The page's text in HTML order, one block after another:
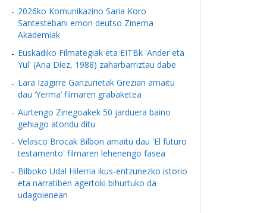
2026ko Komunikazino Saria Koro
Santestebani emon deutso Zinema
Akademiak
Euskadiko Filmategiak eta EITBk 'Ander eta
Yul' (Ana Díez, 1988) zaharbarriztau dabe
Lara Izagirre Garizurietak Grezian amaitu
dau ‘Yerma’ filmaren grabaketea
Aurtengo Zinegoakek 50 jarduera baino
gehiago atondu ditu
Velasco Brocak Bilbon amaitu dau 'El futuro
testamento' filmaren lehenengo fasea
Bilboko Udal Hilerria ikus-entzunezko istorio
eta narratiben agertoki bihurtuko da
udagoienean